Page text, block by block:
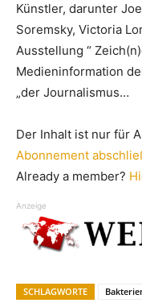
Künstler, darunter
Soremsky, Victoria
Ausstellung “
Medieninformation
„der Journalismus…
Der Inhalt ist nur für
Abonnement
Already a member?
Anzeige
SCHLAGWORTE